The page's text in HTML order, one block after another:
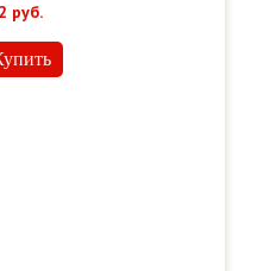
руб.